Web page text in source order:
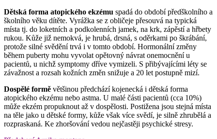
Dětská forma atopického ekzému spadá do období předškolního a
školního věku dítěte. Vyrážka se z obličeje přesouvá na typická
místa tj. do loketních a podkolenních jamek, na krk, zápěstí a hřbety
rukou. Kůže již nemokvá, je hrubá, drsná, s oděrkami po škrábání,
protože silné svědění trvá i v tomto období. Hormonální změny
během puberty mohu vyvolat opětovný návrat onemocnění u
pacientů, u nichž symptomy dříve vymizeli. S přibývajícími léty se
závažnost a rozsah kožních změn snižuje a 20 let postupně mizí.
Dospělé formě většinou předchází kojenecká i dětská forma
atopického ekzému nebo astma. U malé části pacientů (cca 10%)
může ekzém propuknout až v dospělosti. Postižena jsou stejná místa
na těle jako u dětské formy, kůže však více svědí, je silně zhrubělá a
rozpraskaná. Ke zhoršování vedou nejčastěji psychické stresy.